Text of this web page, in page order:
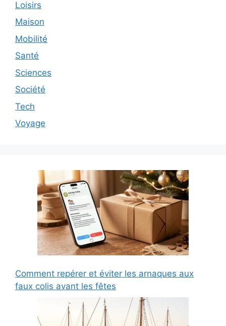
Loisirs
Maison
Mobilité
Santé
Sciences
Société
Tech
Voyage
Comment repérer et éviter les arnaques aux
faux colis avant les fêtes